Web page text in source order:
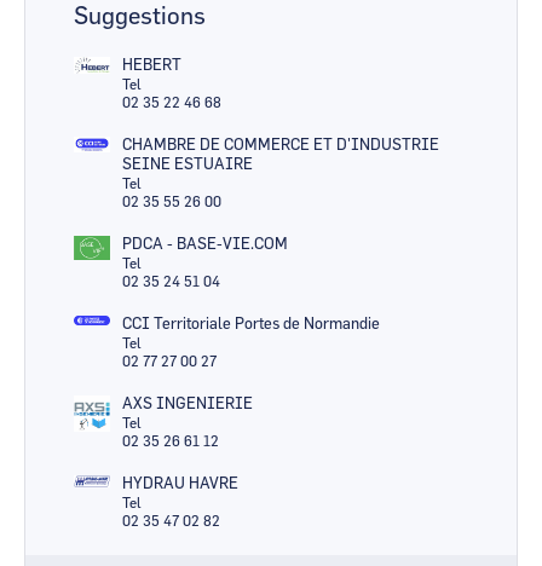
Suggestions
HEBERT
Tel
02 35 22 46 68
CHAMBRE DE COMMERCE ET D'INDUSTRIE
SEINE ESTUAIRE
Tel
02 35 55 26 00
PDCA - BASE-VIE.COM
Tel
02 35 24 51 04
CCI Territoriale Portes de Normandie
Tel
02 77 27 00 27
AXS INGENIERIE
Tel
02 35 26 61 12
HYDRAU HAVRE
Tel
02 35 47 02 82